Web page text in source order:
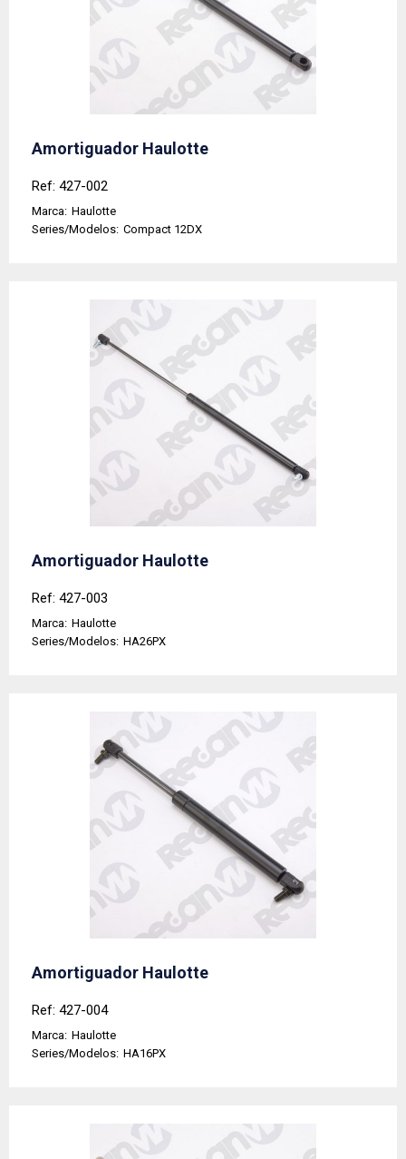
Amortiguador Haulotte
Ref: 427-002
Marca: Haulotte
Series/Modelos: Compact 12DX
Amortiguador Haulotte
Ref: 427-003
Marca: Haulotte
Series/Modelos: HA26PX
Amortiguador Haulotte
Ref: 427-004
Marca: Haulotte
Series/Modelos: HA16PX